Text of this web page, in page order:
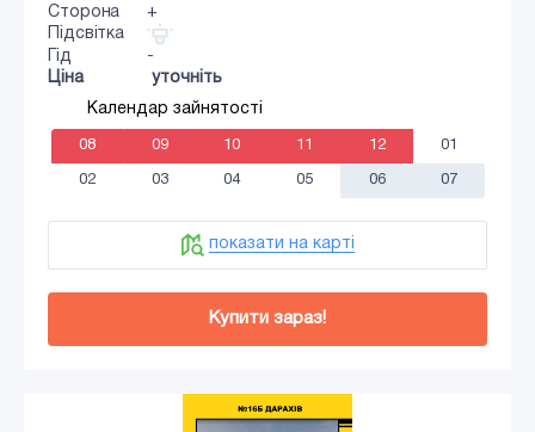
Сторона
+
Підсвітка
Гід
-
Ціна
уточніть
Календар зайнятості
08 09 10 11 12 01
02 03 04 05 06 07
показати на карті
Купити зараз!